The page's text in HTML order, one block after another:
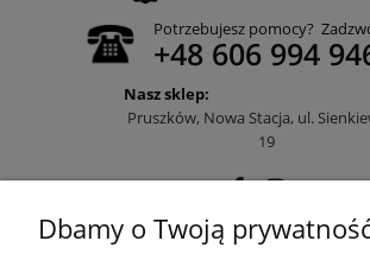
Potrzebujesz pomocy?
+48 606 994
Nasz sklep:
Pruszków, Nowa Stacja, ul.
19
Dbamy o Twoją